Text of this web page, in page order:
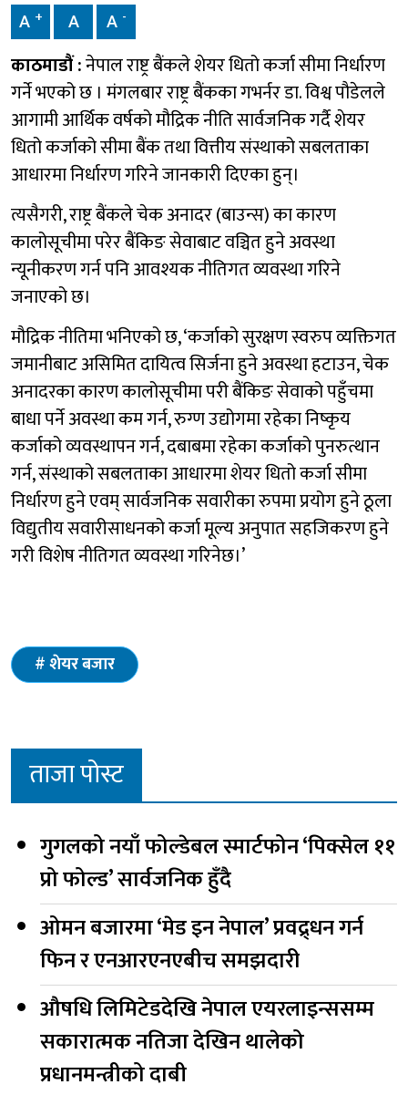
A + A A -
काठमाडौं :नेपाल राष्ट्र बैंकले शेयर धितो कर्जा सीमा निर्धारण
गर्ने भएको छ । मंगलबार राष्ट्र बैंकका गभर्नर डा. विश्व पौडेलले
आगामी आर्थिक वर्षको मौद्रिक नीति सार्वजनिक गर्दै शेयर
धितो कर्जाको सीमा बैंक तथा वित्तीय संस्थाको सबलताका
आधारमा निर्धारण गरिने जानकारी दिएका हुन्।
त्यसैगरी, राष्ट्र बैंकले चेक अनादर (बाउन्स) का कारण
कालोसूचीमा परेर बैंकिङ सेवाबाट वञ्चित हुने अवस्था
न्यूनीकरण गर्न पनि आवश्यक नीतिगत व्यवस्था गरिने
जनाएको छ।
मौद्रिक नीतिमा भनिएको छ, ‘कर्जाको सुरक्षण स्वरुप व्यक्तिगत
जमानीबाट असिमित दायित्व सिर्जना हुने अवस्था हटाउन, चेक
अनादरका कारण कालोसूचीमा परी बैंकिङ सेवाको पहुँचमा
बाधा पर्ने अवस्था कम गर्न, रुग्ण उद्योगमा रहेका निष्कृय
कर्जाको व्यवस्थापन गर्न, दबाबमा रहेका कर्जाको पुनरुत्थान
गर्न, संस्थाको सबलताका आधारमा शेयर धितो कर्जा सीमा
निर्धारण हुने एवम् सार्वजनिक सवारीका रुपमा प्रयोग हुने ठूला
विद्युतीय सवारीसाधनको कर्जा मूल्य अनुपात सहजिकरण हुने
गरी विशेष नीतिगत व्यवस्था गरिनेछ।’
शेयर बजार
ताजा पोस्ट
गुगलको नयाँ फोल्डेबल स्मार्टफोन ‘पिक्सेल ११
प्रो फोल्ड’ सार्वजनिक हुँदै
ओमन बजारमा ‘मेड इन नेपाल’ प्रवद्र्धन गर्न
फिन र एनआरएनएबीच समझदारी
औषधि लिमिटेडदेखि नेपाल एयरलाइन्ससम्म
सकारात्मक नतिजा देखिन थालेको
प्रधानमन्त्रीको दाबी